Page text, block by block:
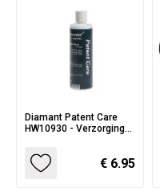
Diamant Patent Care
HW10930 - Verzorging
€ 6.95